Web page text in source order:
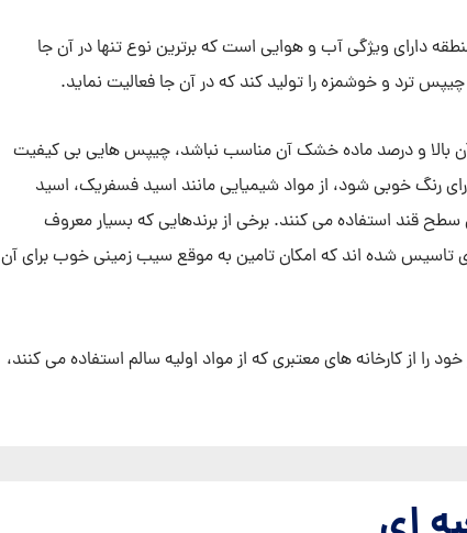
دارای ویژگی آب و هوایی است که برترین نوع تنها در آن جا
ترد و خوشمزه را تولید کند که در آن جا فعالیت نماید.
بالا و درصد ماده خشک آن مناسب نباشد، چیپس هایی بی کیفیت
رنگ خوبی شود، از مواد شیمیایی مانند اسید فسفریک، اسید
قند استفاده می کنند. برخی از برندهایی که بسیار معروف
تاسیس شده اند که امکان تامین به موقع سیب زمینی خوب برای آن
از کارخانه های معتبری که از مواد اولیه سالم استفاده می کنند،